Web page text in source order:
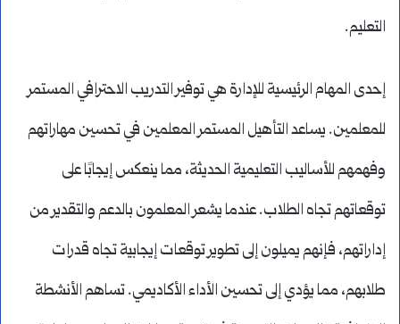
التعليم.
إحدى المهام الرئيسية للإدارة هي توفير التدريب الاحترافي المستمر
للمعلمين. يساعد التأهيل المستمر المعلمين في تحسين مهاراتهم
وفهمهم للأساليب التعليمية الحديثة، مما ينعكس إيجابًا على
توقعاتهم تجاه الطلاب. عندما يشعر المعلمون بالدعم والتقدير من
إداراتهم، فإنهم يميلون إلى تطوير توقعات إيجابية تجاه قدرات
طلابهم، مما يؤدي إلى تحسين الأداء الأكاديمي. تساهم الأنشطة